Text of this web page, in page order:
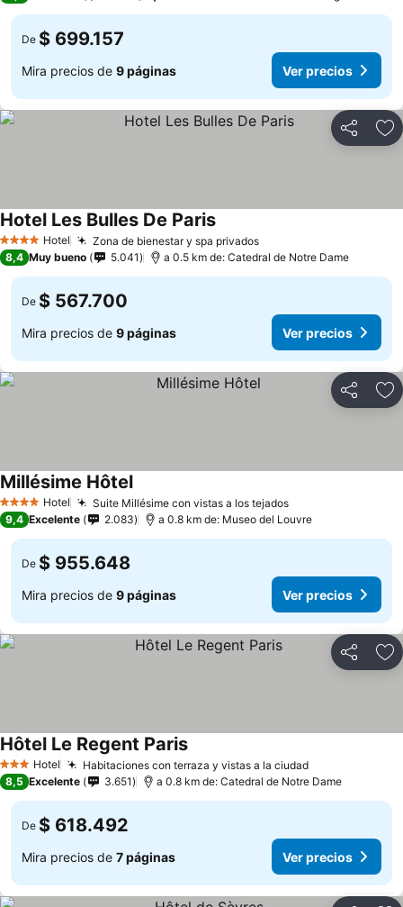
De $ 699.157
Mira precios de 9 páginas Ver precios
Compartir
4 EstrellasHotel Zona de bienestar y spa privadosVer precios
Hotel Les Bulles De ParisVer precios
8,4 Muy bueno 5.041 a 0.5 km de: Catedral de Notre Dame
De $ 567.700
Mira precios de 9 páginas Ver precios
Compartir
4 EstrellasHotel Suite Millésime con vistas a los tejadosVer precios
Millésime HôtelVer precios
9,4 Excelente 2.083 a 0.8 km de: Museo del Louvre
De $ 955.648
Mira precios de 9 páginas Ver precios
Compartir
3 Estrellas
Hotel Habitaciones con terraza y vistas a la ciudadVer precios
Hôtel Le Regent ParisVer precios
8,5 Excelente 3.651 a 0.8 km de: Catedral de Notre Dame
De $ 618.492
Mira precios de 7 páginas Ver precios